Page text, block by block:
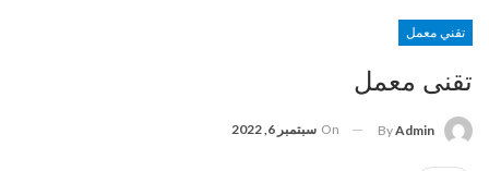
تقني معمل
تقنى معمل
ByAdmin
On سبتمبر 6, 2022